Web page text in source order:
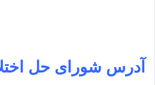
آدرس شورای حل